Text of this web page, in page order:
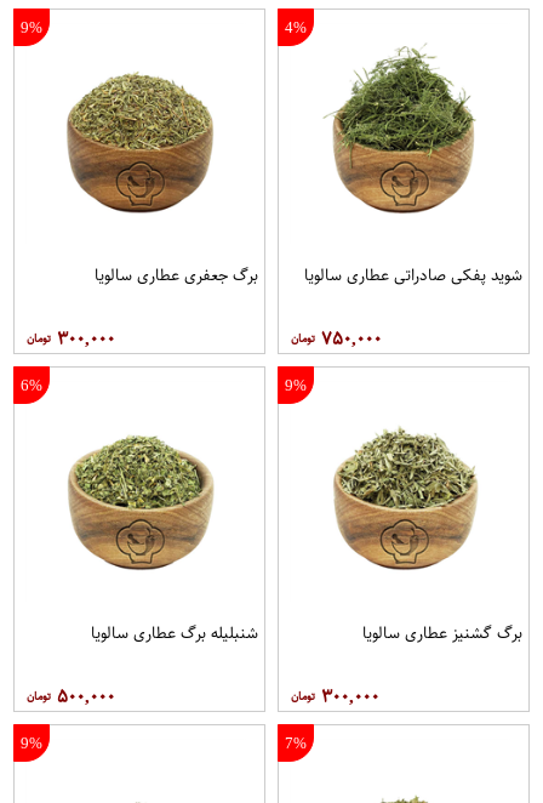
4%
شوید پفکی صادراتی عطاری سالویا
۷۵۰,۰۰۰
9%
برگ جعفری عطاری سالویا
۳۰۰,۰۰۰
9%
برگ گشنیز عطاری سالویا
۳۰۰,۰۰۰
6%
شنبلیله برگ عطاری سالویا
۵۰۰,۰۰۰
7%
9%